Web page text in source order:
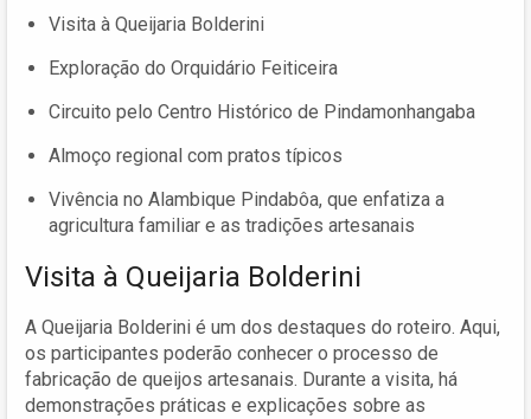
Visita à Queijaria Bolderini
Exploração do Orquidário Feiticeira
Circuito pelo Centro Histórico de Pindamonhangaba
Almoço regional com pratos típicos
Vivência no Alambique Pindabôa, que enfatiza a
agricultura familiar e as tradições artesanais
Visita à Queijaria Bolderini
A Queijaria Bolderini é um dos destaques do roteiro. Aqui,
os participantes poderão conhecer o processo de
fabricação de queijos artesanais. Durante a visita, há
demonstrações práticas e explicações sobre as